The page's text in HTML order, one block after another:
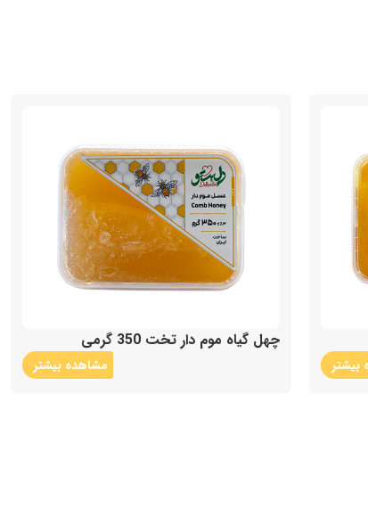
بیشتر
چهل گیاه موم دار تخت 350 گرمی
مشاهده بیشتر